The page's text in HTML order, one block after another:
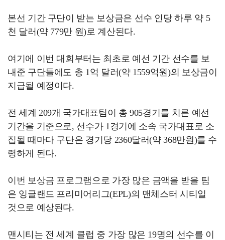
본선 기간 구단이 받는 보상금은 선수 인당 하루 약 5
천 달러(약 779만 원)로 계산된다.
여기에 이번 대회부터는 최초로 예선 기간 선수를 보
내준 구단들에도 총 1억 달러(약 1559억원)의 보상금이
지급될 예정이다.
전 세계 209개 국가대표팀이 총 905경기를 치른 예선
기간을 기준으로, 선수가 1경기에 소속 국가대표로 소
집될 때마다 구단은 경기당 2360달러(약 368만원)를 수
령하게 된다.
이번 보상금 프로그램으로 가장 많은 금액을 받을 팀
은 잉글랜드 프리미어리그(EPL)의 맨체스터 시티일
것으로 예상된다.
맨시티는 전 세계 클럽 중 가장 많은 19명의 선수를 이